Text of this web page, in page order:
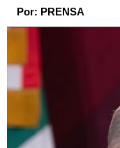
Por: PRENSA